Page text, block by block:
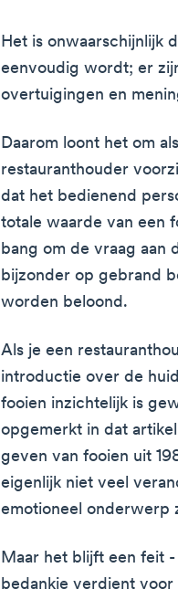
Het is onwaarschijnlijk
eenvoudig wordt; er
overtuigingen en
Daarom loont het om
restauranthouder
dat het bedienend
totale waarde van een
bang om de vraag aan
bijzonder op gebrand
worden beloond.
Als je een
introductie over de
fooien inzichtelijk is
opgemerkt in dat
geven van fooien uit
eigenlijk niet veel
emotioneel onderwerp
Maar het blijft een feit
bedankje verdient